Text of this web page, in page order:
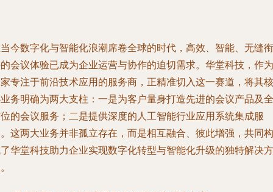
今数字化与智能化浪潮席卷全球的时代，高效、智能、无缝衔
会议体验已成为企业运营与协作的迫切需求。华堂科技，作为
专注于前沿技术应用的服务商，正精准切入这一赛道，将其核
务明确为两大支柱：一是为客户量身打造先进的会议产品及全
的会议服务；二是提供深度的人工智能行业应用系统集成服
这两大业务并非孤立存在，而是相互融合、彼此增强，共同构
华堂科技助力企业实现数字化转型与智能化升级的独特解决方